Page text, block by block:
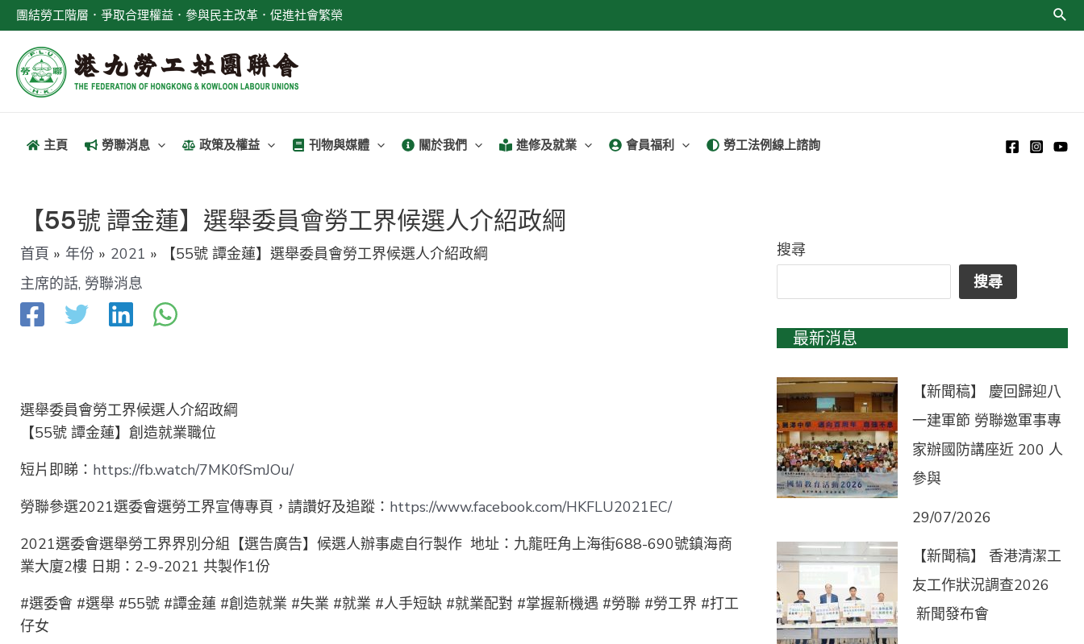
至
團結勞工階層．爭取合理權益．參與民主改革．促進社會繁榮
主頁 勞聯消息 政策及權益 刊物與媒體 關於我們 進修及就業 會員福利 勞工法例線上諮詢
【55號 譚金蓮】選舉委員會勞工界候選人介紹政綱
首頁 年份 2021
【55號 譚金蓮】選舉委員會勞工界候選人介紹政綱
主席的話, 勞聯消息
選舉委員會勞工界候選人介紹政綱
【55號 譚金蓮】創造就業職位
短片即睇： https://fb.watch/7MK0fSmJOu/
勞聯參選2021選委會選勞工界宣傳專頁，請讚好及追蹤： https://www.facebook.com/HKFLU2021EC/
2021選委會選舉勞工界界別分組【選告廣告】候選人辦事處自行製作 地址：九龍旺角上海街688-690號鎮海商
業大廈2樓 日期：2-9-2021 共製作1份
#選委會 #選舉 #55號 #譚金蓮 #創造就業 #失業 #就業 #人手短缺 #就業配對 #掌握新機遇 #勞聯 #勞工界 #打工
仔女
章
導
覽
搜尋
搜尋
最新消息
【新聞稿】 慶回歸迎八
一建軍節 勞聯邀軍事專
家辦國防講座近 200 人
參與
29/07/2026
【新聞稿】 香港清潔工
友工作狀況調查2026
新聞發布會